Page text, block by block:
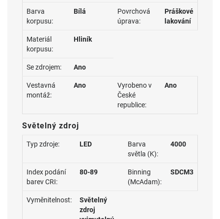
Barva
korpusu:
Bílá
Povrchová
úprava:
Práškové
lakování
Materiál
korpusu:
Hliník
Se zdrojem: Ano
Vestavná
montáž:
Ano
Vyrobeno v
České
republice:
Ano
Světelný zdroj
Typ zdroje: LED
Barva
světla (K):
4000
Index podání
barev CRI:
80-89
Binning
(McAdam):
SDCM3
Vyměnitelnost:
Světelný
zdroj